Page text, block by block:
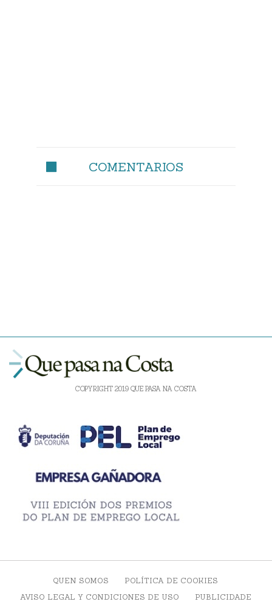
COMENTARIOS
COPYRIGHT 2019 QUE PASA NA COSTA
QUEN SOMOS
POLÍTICA DE COOKIES
AVISO LEGAL Y CONDICIONES DE USO
PUBLICIDADE